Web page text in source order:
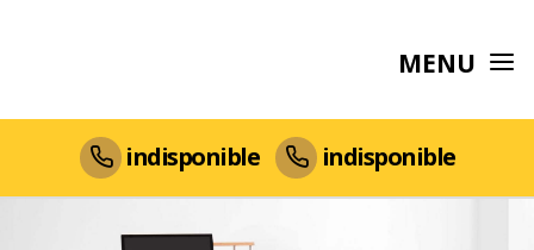
MENU
indisponible indisponible